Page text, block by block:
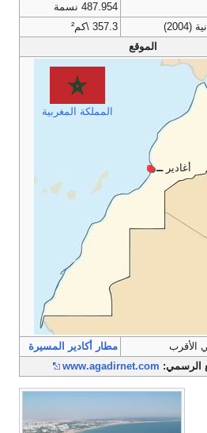
487.954 نسمة
357.3 \كم²
الموقع
أغادير ــ
المملكة المغربية
الأقرب
مطار أكادير المسيرة
الرسمي: www.agadirnet.com